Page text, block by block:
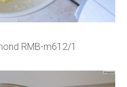
RMB-m612/1